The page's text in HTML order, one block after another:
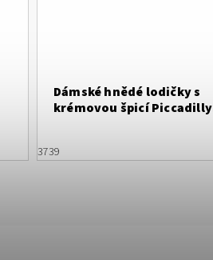
Dámské hnědé lodičky s
krémovou špicí Piccadilly
3739